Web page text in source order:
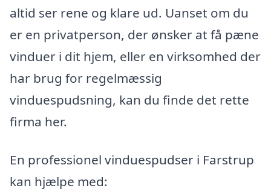
altid ser rene og klare ud. Uanset om du
er en privatperson, der ønsker at få pæne
vinduer i dit hjem, eller en virksomhed der
har brug for regelmæssig
vinduespudsning, kan du finde det rette
firma her.
En professionel vinduespudser i Farstrup
kan hjælpe med: